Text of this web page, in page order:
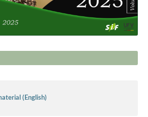
(English)